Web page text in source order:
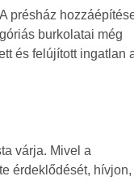
présház
burkolatai még
és felújított ingatlan
várja. Mivel a
érdeklődését, hívjon,